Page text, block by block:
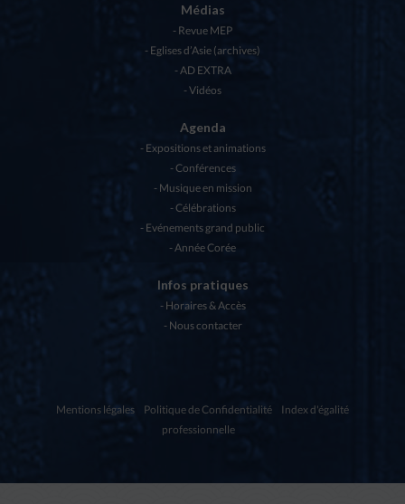
Médias
Revue MEP
Eglises d’Asie (archives)
AD EXTRA
Vidéos
Agenda
Expositions et animations
Conférences
Musique en mission
Célébrations
Evénements grand public
Année Corée
Infos pratiques
Horaires & Accès
Nous contacter
Mentions légales Politique de Confidentialité
Index d'égalité
professionnelle